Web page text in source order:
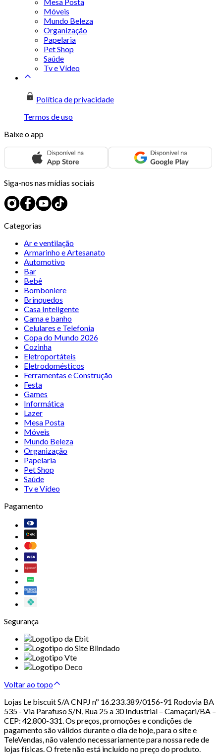
Móveis
Mundo Beleza
Organização
Papelaria
Pet Shop
Saúde
Tv e Vídeo
Política de privacidade
Termos de uso
Baixe o app
Siga-nos nas mídias sociais
Categorias
Ar e ventilação
Armarinho e Artesanato
Automotivo
Bar
Bebê
Bomboniere
Brinquedos
Casa Inteligente
Cama e banho
Celulares e Telefonia
Copa do Mundo 2026
Cozinha
Eletroportáteis
Eletrodomésticos
Ferramentas e Construção
Festa
Games
Informática
Lazer
Mesa Posta
Móveis
Mundo Beleza
Organização
Papelaria
Pet Shop
Saúde
Tv e Vídeo
Pagamento
Segurança
Voltar ao topo
Lojas Le biscuit S/A CNPJ nº 16.233.389/0156-91 Rodovia BA
535 - Via Parafuso S/N, Rua 25 a 30 Industrial – Camaçari/BA –
CEP: 42.800-331. Os preços, promoções e condições de
pagamento são válidos durante o dia de hoje, para o site e
TeleVendas, não valendo necessariamente para nossa rede de
lojas físicas. O frete não está incluído no preço do produto.